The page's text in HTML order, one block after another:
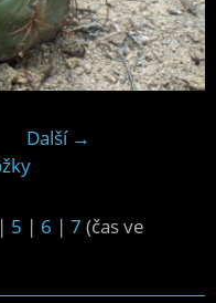
Další →
| 5 | 6 | 7 (čas ve